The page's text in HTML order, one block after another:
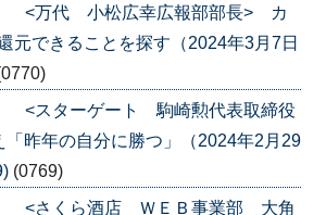
】 <万代 小松広幸広報部部長> カ
元できることを探す（2024年3月7日
】 <スターゲート 駒崎勲代表取締役
昨年の自分に勝つ」（2024年2月29
(0769)
】 <さくら酒店 ＷＥＢ事業部 大角